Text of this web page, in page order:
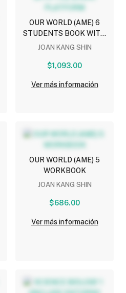
OUR WORLD (AME) 6
STUDENTS BOOK WITH
THE SPARK PLATFORM
JOAN KANG SHIN
$1,093.00
Ver más información
OUR WORLD (AME) 5
WORKBOOK
JOAN KANG SHIN
$686.00
Ver más información